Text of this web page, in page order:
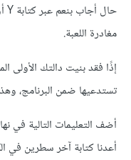
مغادرة اللعبة.
تستدعيها ضمن البرنامج،
أضف التعليمات التالية في
أعدنا كتابة آخر سطرين في